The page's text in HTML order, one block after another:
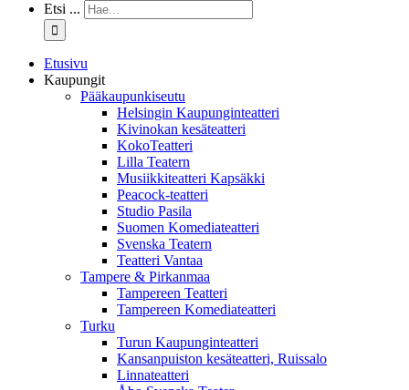
Etsi ...
Etusivu
Kaupungit
Pääkaupunkiseutu
Helsingin Kaupunginteatteri
Kivinokan kesäteatteri
KokoTeatteri
Lilla Teatern
Musiikkiteatteri Kapsäkki
Peacock-teatteri
Studio Pasila
Suomen Komediateatteri
Svenska Teatern
Teatteri Vantaa
Tampere & Pirkanmaa
Tampereen Teatteri
Tampereen Komediateatteri
Turku
Turun Kaupunginteatteri
Kansanpuiston kesäteatteri, Ruissalo
Linnateatteri